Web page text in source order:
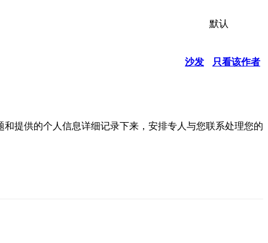
默认
沙发 只看该作者
提供的个人信息详细记录下来，安排专人与您联系处理您的